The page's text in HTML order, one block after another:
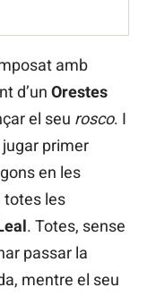
amb
d’un Orestes
el seu rosco. I
primer
en les
totes les
. Totes, sense
passar la
mentre el seu